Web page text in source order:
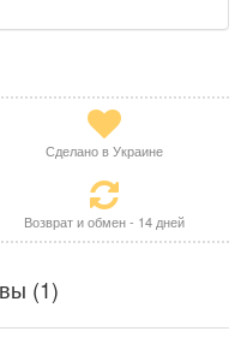
Сделано в Украине
Возврат и обмен - 14 дней
(1)